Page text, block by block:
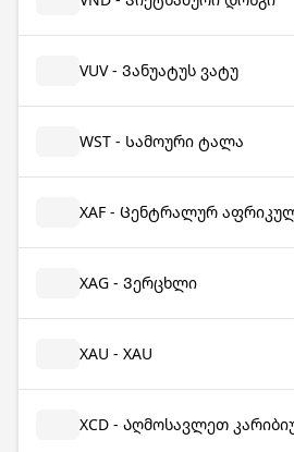
VUV - Ვანუატუს ვატუ
WST - Სამოური ტალა
XAF - Ცენტრალურ
XAG - Ვერცხლი
XAU - XAU
XCD - Აღმოსავლეთ